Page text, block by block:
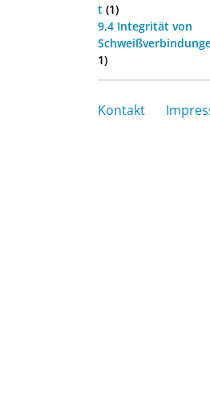
t (1)
9.4 Integrität von
1)
Kontakt